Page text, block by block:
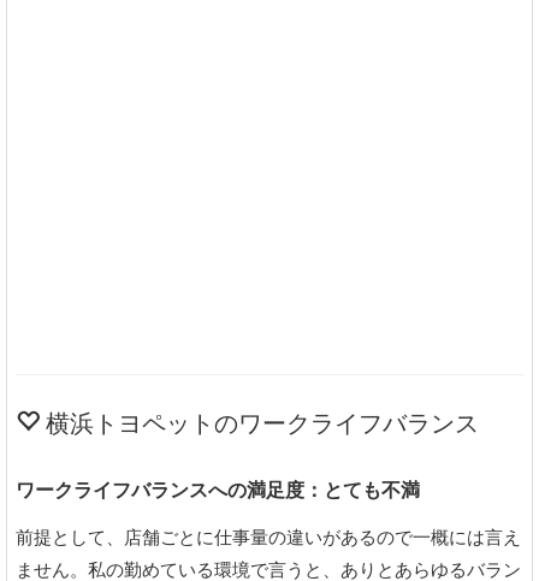
横浜トヨペットのワークライフバランス
ワークライフバランスへの満足度：とても不満
前提として、店舗ごとに仕事量の違いがあるので一概には言え
ません。私の勤めている環境で言うと、ありとあらゆるバラン